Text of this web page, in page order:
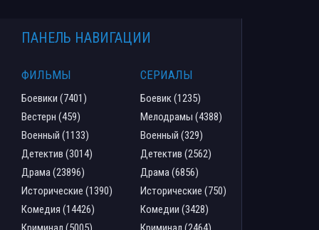
ПАНЕЛЬ НАВИГАЦИИ
ФИЛЬМЫ
Боевики (7401)
Вестерн (459)
Военный (1133)
Детектив (3014)
Драма (23896)
Исторические (1390)
Комедия (14426)
СЕРИАЛЫ
Боевик (1235)
Мелодрамы (4388)
Военный (329)
Детектив (2562)
Драма (6856)
Исторические (750)
Комедии (3428)